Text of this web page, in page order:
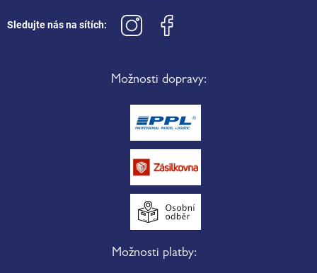
Sledujte nás na sítích:
Možnosti dopravy:
Možnosti platby: